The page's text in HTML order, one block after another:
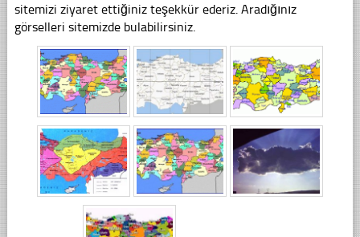
sitemizi ziyaret ettiğiniz teşekkür ederiz. Aradığınız
görselleri sitemizde bulabilirsiniz.